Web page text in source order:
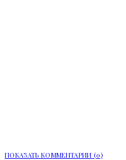
ПОКАЗАТЬ КОММЕНТАРИИ (0)